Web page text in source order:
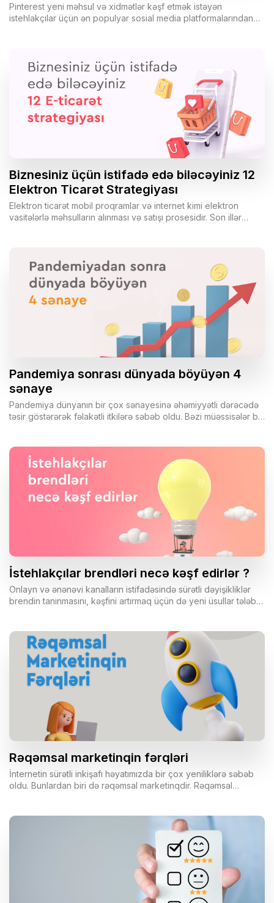
Pinterest yeni məhsul və xidmətlər kəşf etmək istəyən
istehlakçılar üçün ən populyar sosial media platformalarından
Biznesiniz üçün istifadə edə biləcəyiniz 12
Elektron Ticarət Strategiyası
Elektron ticarət mobil proqramlar və internet kimi elektron
vasitələrlə məhsulların alınması və satışı prosesidir. Son illər
vaxt istənilən yerdən məhsul almağa imkan yaradır. Elektron
ticarət biznesinizə marketinq imkanlarından məhsul
çeşidlərinizin artırılmasına və daha çox satış yaratmağa qədər
bir sıra imkanlar təklif edir. Optimallaşdırılmış və yaxşı inkişaf
etmiş veb-sayt ilə siz nəinki bu məqsədlərə nail ola bilə, həm də
müştərilərinizə gecə-gündüz rahat xidmət təklif edə bilərsiniz.
Pandemiya sonrası dünyada böyüyən 4
sənaye
Pandemiya dünyanın bir çox sənayesinə əhəmiyyətli dərəcədə
təsir göstərərək fəlakətli itkilərə səbəb oldu. Bəzi müəssisələr bu
yerdəyişmə və pozulmalarla üzləşmiş, bəzilərinin isə tamamilə
bağlanmasına səbəb olmuşdur. Pandemiyadan sonrakı dünyada
isə nəinki sağ qalan, həm də inkişaf edən sənayelər var.
İstehlakçılar brendləri necə kəşf edirlər ?
Onlayn və ənənəvi kanalların istifadəsində sürətli dəyişikliklər
brendin tanınmasını, kəşfini artırmaq üçün də yeni üsullar tələb
Rəqəmsal marketinqin fərqləri
İnternetin sürətli inkişafı həyatımızda bir çox yeniliklərə səbəb
oldu. Bunlardan biri də rəqəmsal marketinqdir. Rəqəmsal
marketinq, remarketinq, kontent marketinq, e-ticarət, displey
reklamlar və s. aiddir. Ənənəvi marketinq isə marketinq
fəaliyyətinin ənənəvi şəkildə, yəni qəzet, televiziya, radio, jurnal
və s. vasitəsilə həyata keçirildiyi marketinq sahəsidir.